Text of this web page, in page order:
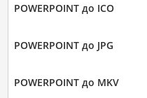
POWERPOINT до ICO
POWERPOINT до JPG
POWERPOINT до MKV